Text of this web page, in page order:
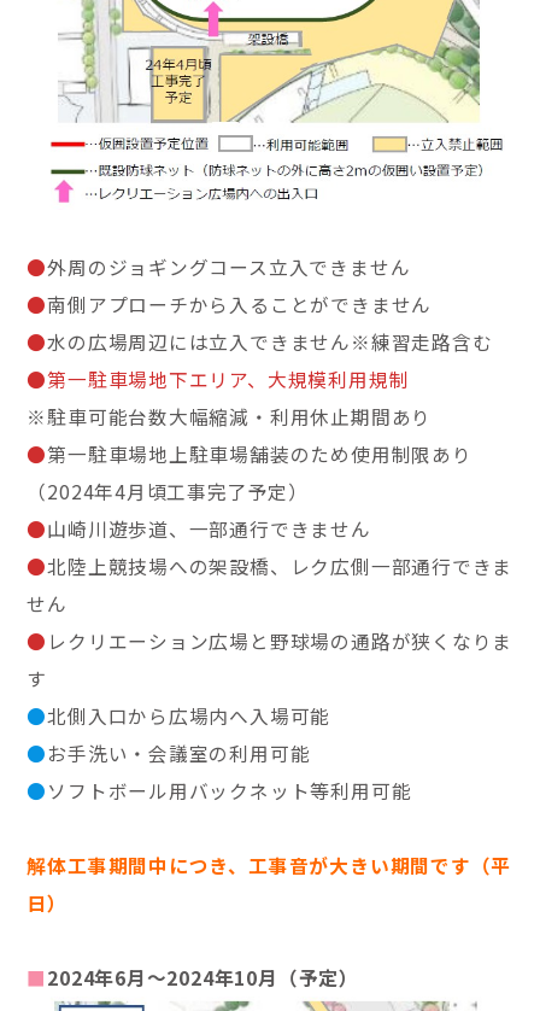
●外周のジョギングコース立入できません
●南側アプローチから入ることができません
●水の広場周辺には立入できません※練習走路含む
●第一駐車場地下エリア、大規模利用規制
※駐車可能台数大幅縮減・利用休止期間あり
●第一駐車場地上駐車場舗装のため使用制限あり
（2024年4月頃工事完了予定）
●山崎川遊歩道、一部通行できません
●北陸上競技場への架設橋、レク広側一部通行できま
せん
● レクリエーション広場と野球場の通路が狭くなりま
す
●北側入口から広場内へ入場可能
●お手洗い・会議室の利用可能
●ソフトボール用バックネット等利用可能
解体工事期間中につき、工事音が大きい期間です（平
日）
■2024年6月～2024年10月（予定）